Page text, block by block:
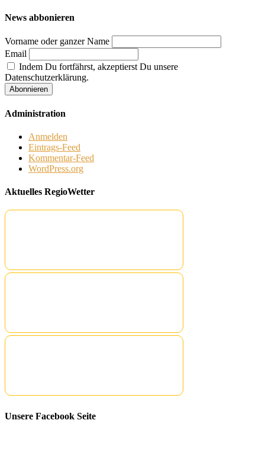
News abbonieren
Vorname oder ganzer Name
Email
Indem Du fortfährst, akzeptierst Du unsere
Datenschutzerklärung.
Administration
Anmelden
Eintrags-Feed
Kommentar-Feed
WordPress.org
Aktuelles RegioWetter
Unsere Facebook Seite